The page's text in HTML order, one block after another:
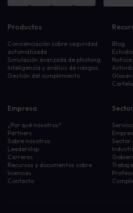
Productos
Concienciación sobre seguridad
automatizada
Simulación avanzada de phishing
Inteligencia y análisis de riesgos
Gestión del cumplimiento
Blog
Empresa
¿Por qué nosotros?
Partners
Sobre nosotros
Leadership
Carreras
Recursos y documentos sobre
licencias
Contacto
Sector